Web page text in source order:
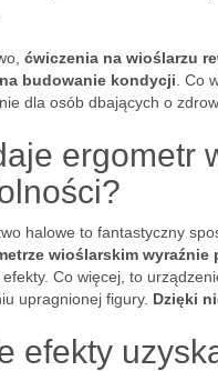
ćwiczenia na wioślarzu
budowanie kondycji . Co
dla osób dbających o
ergometr
halowe to fantastyczny
wioślarskim wyraźnie
efekty. Co więcej, to
upragnionej figury. Dzięki
efekty